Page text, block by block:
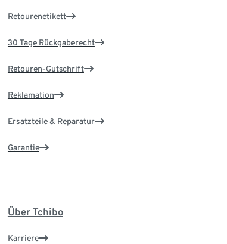
Retourenetikett
30 Tage Rückgaberecht
Retouren-Gutschrift
Reklamation
Ersatzteile & Reparatur
Garantie
Über Tchibo
Karriere